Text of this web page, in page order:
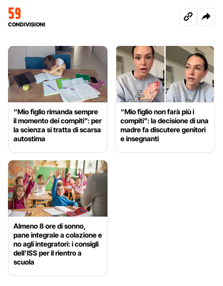
59
CONDIVISIONI
“Mio figlio rimanda sempre
il momento dei compiti”: per
la scienza si tratta di scarsa
autostima
“Mio figlio non farà più i
compiti”: la decisione di una
madre fa discutere genitori
e insegnanti
Almeno 8 ore di sonno,
pane integrale a colazione e
no agli integratori: i consigli
dell’ISS per il rientro a
scuola